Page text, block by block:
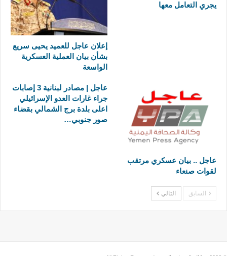
يجري التعامل معها
إعلان عاجل للعميد يحيى سريع
بشأن بيان العملية العسكرية
الواسعة
عاجل .. بيان عسكري مرتقب
لقوات صنعاء
عاجل | مصادر لبنانية 3 إصابات
جراء غارات العدو الإسرائيلي
اعلى بلدة برج الشمالي بقضاء
صور جنوبي…
السابق التالي